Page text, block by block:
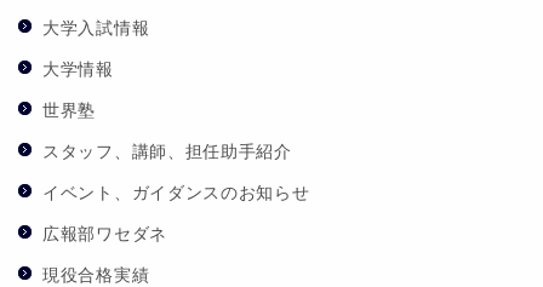
大学入試情報
大学情報
世界塾
スタッフ、講師、担任助手紹介
イベント、ガイダンスのお知らせ
広報部ワセダネ
現役合格実績